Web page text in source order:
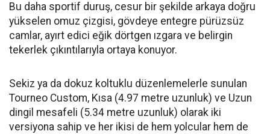
Bu daha sportif duruş, cesur bir şekilde arkaya doğru
yükselen omuz çizgisi, gövdeye entegre pürüzsüz
camlar, ayırt edici eğik dörtgen ızgara ve belirgin
tekerlek çıkıntılarıyla ortaya konuyor.
Sekiz ya da dokuz koltuklu düzenlemelerle sunulan
Tourneo Custom, Kısa (4.97 metre uzunluk) ve Uzun
dingil mesafeli (5.34 metre uzunluk) olarak iki
versiyona sahip ve her ikisi de hem yolcular hem de